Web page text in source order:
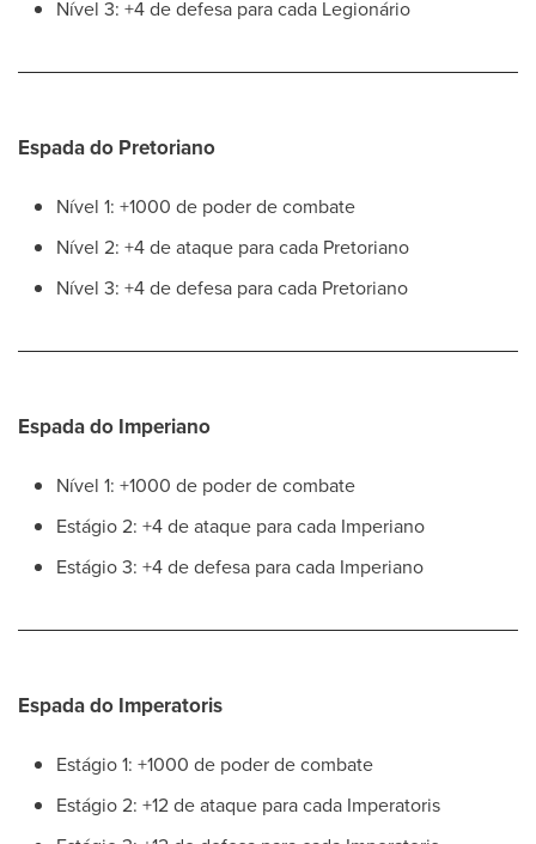
Nível 3: +4 de defesa para cada Legionário
Espada do Pretoriano
Nível 1: +1000 de poder de combate
Nível 2: +4 de ataque para cada Pretoriano
Nível 3: +4 de defesa para cada Pretoriano
Espada do Imperiano
Nível 1: +1000 de poder de combate
Estágio 2: +4 de ataque para cada Imperiano
Estágio 3: +4 de defesa para cada Imperiano
Espada do Imperatoris
Estágio 1: +1000 de poder de combate
Estágio 2: +12 de ataque para cada Imperatoris